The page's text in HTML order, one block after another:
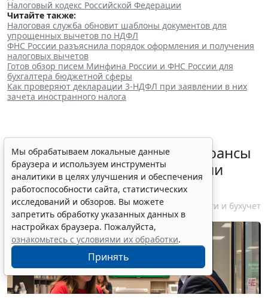
Налоговый кодекс Российской Федерации
Читайте также:
Налоговая служба обновит шаблоны документов для
упрощенных вычетов по НДФЛ
ФНС России разъяснила порядок оформления и получения
налоговых вычетов
Готов обзор писем Минфина России и ФНС России для
бухгалтера бюджетной сферы
Как проверяют декларации 3-НДФЛ при заявлении в них
зачета иностранного налога
Резидентам РФ указали на нюансы
информирования об открытии
счетов за границей
6 августа 2026 18:27 Налоги и бухучет
Мы обрабатываем локальные данные
браузера и используем инструменты
аналитики в целях улучшения и обеспечения
работоспособности сайта, статистических
исследований и обзоров. Вы можете
запретить обработку указанных данных в
настройках браузера. Пожалуйста,
ознакомьтесь с условиями их обработки.
Принять